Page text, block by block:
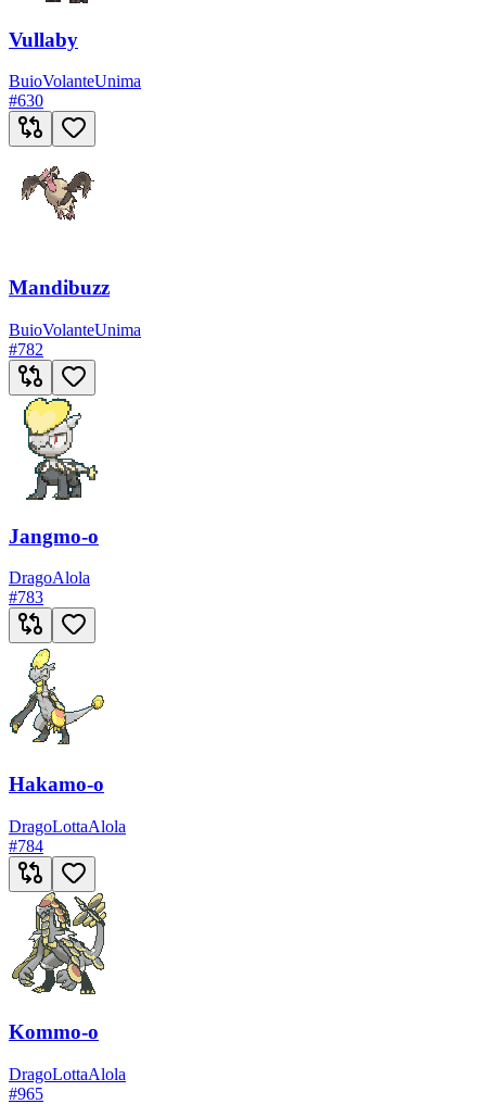
Vullaby
BuioVolanteUnima
#630
Mandibuzz
BuioVolanteUnima
#782
Jangmo-o
DragoAlola
#783
Hakamo-o
DragoLottaAlola
#784
Kommo-o
DragoLottaAlola
#965